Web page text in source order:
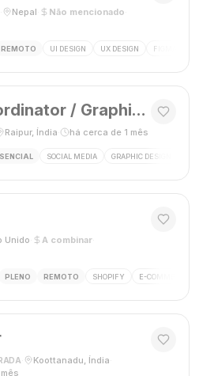
Nepal Não mencionado
REMOTO UI DESIGN UX DESIGN FIGMA
Social Media Coordinator / Graphic Designer
Raipur, Índia há cerca de 1 mês
SOCIAL MEDIA GRAPHIC DESIGN
Unido A combinar·
PLENO REMOTO SHOPIFY E-COMMERCE
Koottanadu, Índia